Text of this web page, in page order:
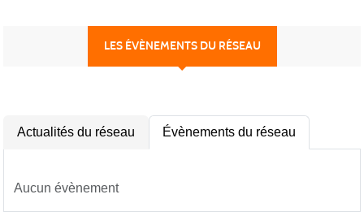
LES ÉVÈNEMENTS DU RÉSEAU
Actualités du réseau Évènements du réseau
Aucun évènement